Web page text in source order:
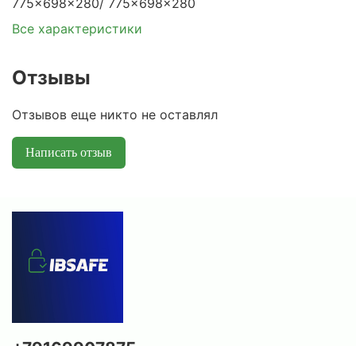
Все характеристики
Отзывы
Отзывов еще никто не оставлял
Написать отзыв